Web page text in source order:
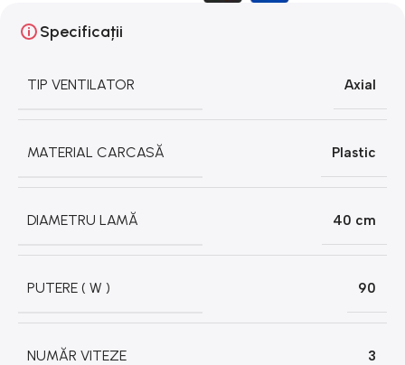
Specificații
TIP VENTILATOR Axial
MATERIAL CARCASĂ Plastic
DIAMETRU LAMĂ 40 cm
PUTERE ( W ) 90
NUMĂR VITEZE 3